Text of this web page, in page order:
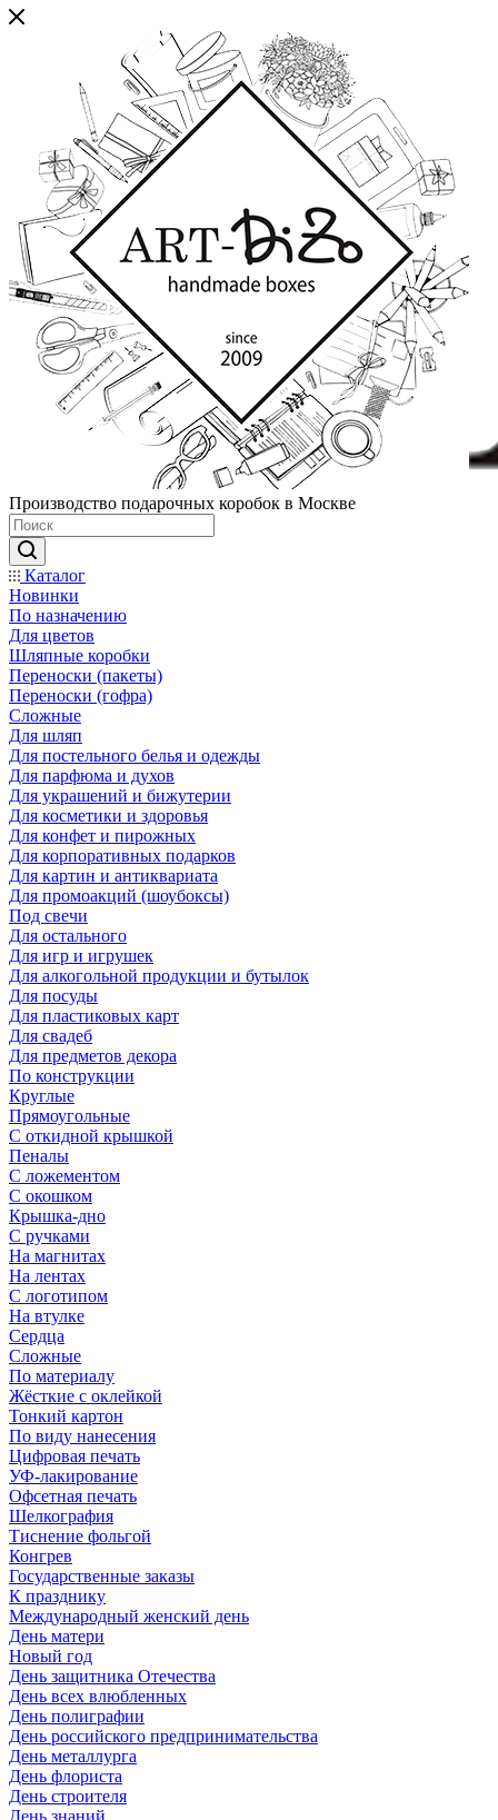
Производство подарочных коробок в Москве
Каталог
Новинки
По назначению
Для цветов
Шляпные коробки
Переноски (пакеты)
Переноски (гофра)
Сложные
Для шляп
Для постельного белья и одежды
Для парфюма и духов
Для украшений и бижутерии
Для косметики и здоровья
Для конфет и пирожных
Для корпоративных подарков
Для картин и антиквариата
Для промоакций (шоубоксы)
Под свечи
Для остального
Для игр и игрушек
Для алкогольной продукции и бутылок
Для посуды
Для пластиковых карт
Для свадеб
Для предметов декора
По конструкции
Круглые
Прямоугольные
С откидной крышкой
Пеналы
С ложементом
С окошком
Крышка-дно
С ручками
На магнитах
На лентах
С логотипом
На втулке
Сердца
Сложные
По материалу
Жёсткие с оклейкой
Тонкий картон
По виду нанесения
Цифровая печать
УФ-лакирование
Офсетная печать
Шелкография
Тиснение фольгой
Конгрев
Государственные заказы
К празднику
Международный женский день
День матери
Новый год
День защитника Отечества
День всех влюбленных
День полиграфии
День российского предпринимательства
День металлурга
День флориста
День строителя
День знаний